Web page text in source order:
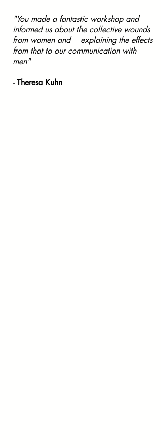
"You made a fantastic workshop and
informed us about the collective wounds
from women and explaining the effects
from that to our communication with
men"
​-Theresa Kuhn